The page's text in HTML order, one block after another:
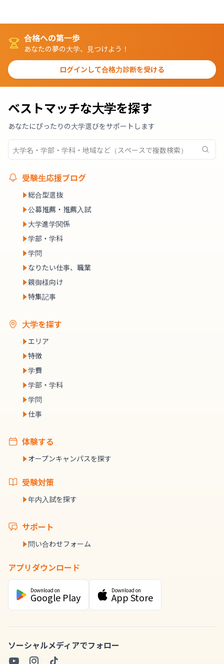
合格への第一歩
あなたの夢の大学、見つけよう！
ログインして合格力診断を受ける
ベストマッチな大学を探す
あなたにぴったりの大学選びをサポートします
受験生応援ブログ
総合型選抜
公募推薦・推薦入試
大学進学関係
学部・学科
学問
なりたい仕事、職業
親御様向け
特集記事
大学を探す
エリア
特徴
学費
学部・学科
学問
仕事
体験する
オープンキャンパスを探す
受験対策
年内入試を探す
サポート
問い合わせフォーム
アプリダウンロード
Download on
Google Play
Download on
App Store
ソーシャルメディアでフォロー